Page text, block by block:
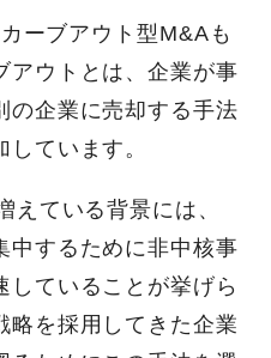
ーブアウト型M&Aも
アウトとは、企業が事
の企業に売却する手法
ています。
えている背景には、
中するために非中核事
していることが挙げら
略を採用してきた企業